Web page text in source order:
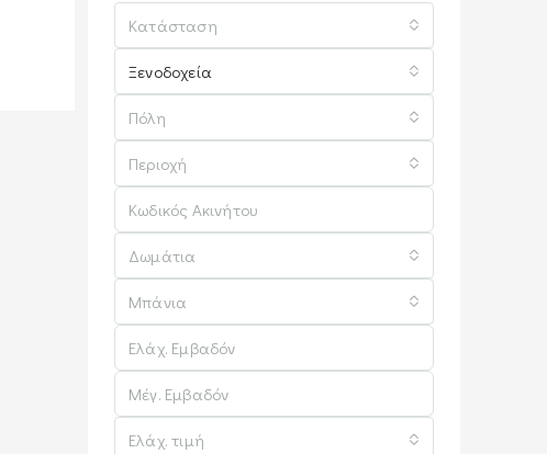
Κατάσταση
Ξενοδοχεία
Πόλη
Περιοχή
Δωμάτια
Μπάνια
Ελάχ. τιμή